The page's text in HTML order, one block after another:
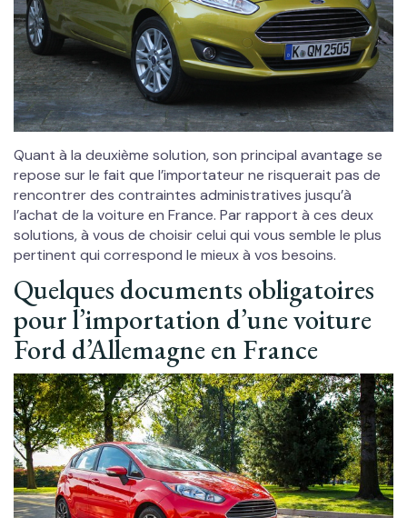
Quant à la deuxième solution, son principal avantage se
repose sur le fait que l’importateur ne risquerait pas de
rencontrer des contraintes administratives jusqu’à
l’achat de la voiture en France. Par rapport à ces deux
solutions, à vous de choisir celui qui vous semble le plus
pertinent qui correspond le mieux à vos besoins.
Quelques documents obligatoires
pour l’importation d’une voiture
Ford d’Allemagne en France